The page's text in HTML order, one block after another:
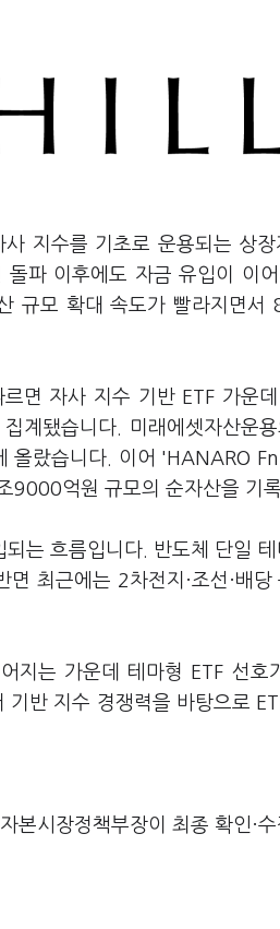
지수를 기초로 운용되는 상
파 이후에도 자금 유입이 이
규모 확대 속도가 빨라지면서
르면 자사 지수 기반 ETF 가운
계됐습니다. 미래에셋자산운
랐습니다. 이어 'HANARO
억원 규모의 순자산을 기
는 흐름입니다. 반도체 단일
최근에는 2차전지·조선·배
지는 가운데 테마형 ETF 선호
반 지수 경쟁력을 바탕으로
본시장정책부장이 최종 확인·수